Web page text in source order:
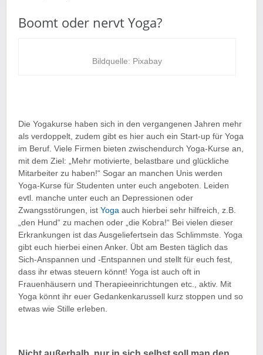
Boomt oder nervt Yoga?
Bildquelle: Pixabay
Die Yogakurse haben sich in den vergangenen Jahren mehr
als verdoppelt, zudem gibt es hier auch ein Start-up für Yoga
im Beruf. Viele Firmen bieten zwischendurch Yoga-Kurse an,
mit dem Ziel: „Mehr motivierte, belastbare und glückliche
Mitarbeiter zu haben!“ Sogar an manchen Unis werden
Yoga-Kurse für Studenten unter euch angeboten. Leiden
evtl. manche unter euch an Depressionen oder
Zwangsstörungen, ist Yoga auch hierbei sehr hilfreich, z.B.
„den Hund“ zu machen oder „die Kobra!“ Bei vielen dieser
Erkrankungen ist das Ausgeliefertsein das Schlimmste. Yoga
gibt euch hierbei einen Anker. Übt am Besten täglich das
Sich-Anspannen und -Entspannen und stellt für euch fest,
dass ihr etwas steuern könnt! Yoga ist auch oft in
Frauenhäusern und Therapieeinrichtungen etc., aktiv. Mit
Yoga könnt ihr euer Gedankenkarussell kurz stoppen und so
etwas wie Stille erleben.